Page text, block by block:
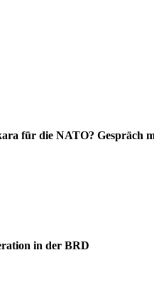
für die NATO?
in der BRD